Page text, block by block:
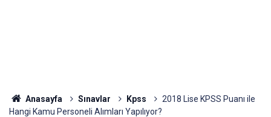
Anasayfa Sınavlar Kpss
2018 Lise KPSS Puanı ile
Hangi Kamu Personeli Alımları Yapılıyor?